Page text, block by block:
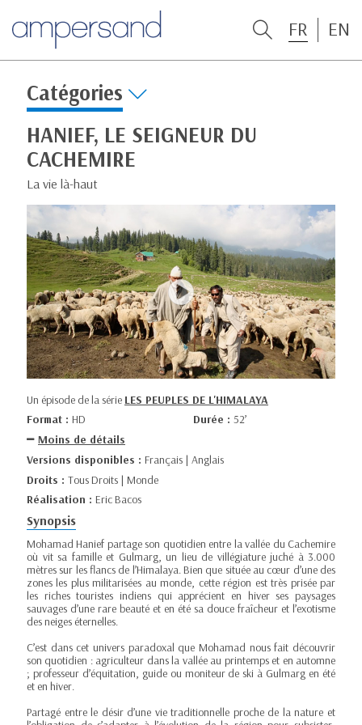
FR EN
Catégories
HANIEF, LE SEIGNEUR DU
CACHEMIRE
La vie là-haut
Un épisode de la série LES PEUPLES DE L'HIMALAYA
Format : HD Durée : 52’
Moins de détails
Versions disponibles : Français | Anglais
Droits : Tous Droits | Monde
Réalisation : Eric Bacos
Synopsis
Mohamad Hanief partage son quotidien entre la vallée du Cachemire
où vit sa famille et Gulmarg, un lieu de villégiature juché à 3.000
mètres sur les flancs de l’Himalaya. Bien que située au cœur d’une des
zones les plus militarisées au monde, cette région est très prisée par
les riches touristes indiens qui apprécient en hiver ses paysages
sauvages d’une rare beauté et en été sa douce fraîcheur et l’exotisme
des neiges éternelles.
C’est dans cet univers paradoxal que Mohamad nous fait découvrir
son quotidien : agriculteur dans la vallée au printemps et en automne
; professeur d’équitation, guide ou moniteur de ski à Gulmarg en été
et en hiver.
Partagé entre le désir d’une vie traditionnelle proche de la nature et